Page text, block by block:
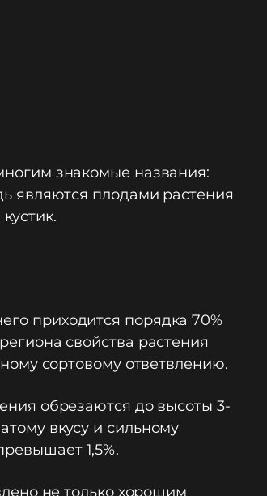
знакомые названия:
являются плодами растения
приходится порядка 70%
свойства растения
сортовому ответвлению.
обрезаются до высоты 3-
вкусу и сильному
1,5%.
не только хорошим